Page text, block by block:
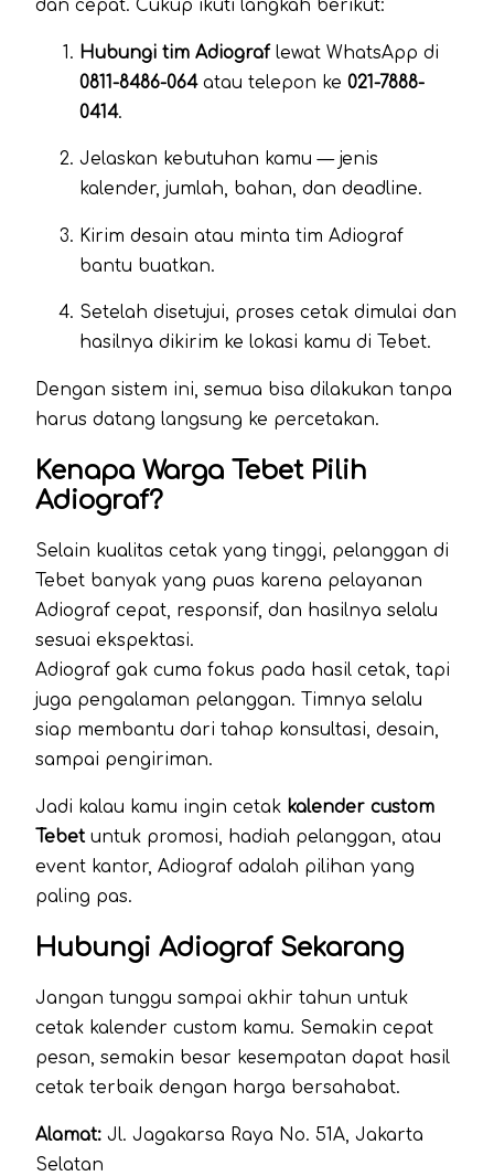
dan cepat. Cukup ikuti langkah berikut:
Hubungi tim Adiograflewat WhatsApp di
0811-8486-064atau telepon ke 021-7888-
0414.
Jelaskan kebutuhan kamu — jenis
kalender, jumlah, bahan, dan deadline.
Kirim desain atau minta tim Adiograf
bantu buatkan.
Setelah disetujui, proses cetak dimulai dan
hasilnya dikirim ke lokasi kamu di Tebet.
Dengan sistem ini, semua bisa dilakukan tanpa
harus datang langsung ke percetakan.
Kenapa Warga Tebet Pilih
Adiograf?
Selain kualitas cetak yang tinggi, pelanggan di
Tebet banyak yang puas karena pelayanan
Adiograf cepat, responsif, dan hasilnya selalu
sesuai ekspektasi.
Adiograf gak cuma fokus pada hasil cetak, tapi
juga pengalaman pelanggan. Timnya selalu
siap membantu dari tahap konsultasi, desain,
sampai pengiriman.
Jadi kalau kamu ingin cetak kalender custom
Tebetuntuk promosi, hadiah pelanggan, atau
event kantor, Adiograf adalah pilihan yang
paling pas.
Hubungi Adiograf Sekarang
Jangan tunggu sampai akhir tahun untuk
cetak kalender custom kamu. Semakin cepat
pesan, semakin besar kesempatan dapat hasil
cetak terbaik dengan harga bersahabat.
Alamat:Jl. Jagakarsa Raya No. 51A, Jakarta
Selatan